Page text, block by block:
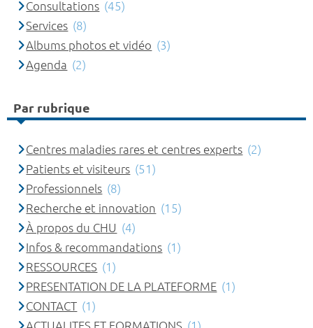
Consultations (45)
Services (8)
Albums photos et vidéo (3)
Agenda (2)
Par rubrique
Centres maladies rares et centres experts (2)
Patients et visiteurs (51)
Professionnels (8)
Recherche et innovation (15)
À propos du CHU (4)
Infos & recommandations (1)
RESSOURCES (1)
PRESENTATION DE LA PLATEFORME (1)
CONTACT (1)